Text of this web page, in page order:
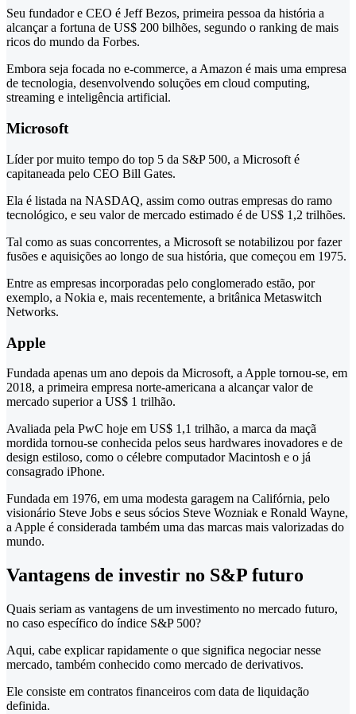
Seu fundador e CEO é Jeff Bezos, primeira pessoa da história a
alcançar a fortuna de US$ 200 bilhões, segundo o ranking de mais
ricos do mundo da Forbes.
Embora seja focada no e-commerce, a Amazon é mais uma empresa
de tecnologia, desenvolvendo soluções em cloud computing,
streaming e inteligência artificial.
Microsoft
Líder por muito tempo do top 5 da S&P 500, a Microsoft é
capitaneada pelo CEO Bill Gates.
Ela é listada na NASDAQ, assim como outras empresas do ramo
tecnológico, e seu valor de mercado estimado é de US$ 1,2 trilhões.
Tal como as suas concorrentes, a Microsoft se notabilizou por fazer
fusões e aquisições ao longo de sua história, que começou em 1975.
Entre as empresas incorporadas pelo conglomerado estão, por
exemplo, a Nokia e, mais recentemente, a britânica Metaswitch
Networks.
Apple
Fundada apenas um ano depois da Microsoft, a Apple tornou-se, em
2018, a primeira empresa norte-americana a alcançar valor de
mercado superior a US$ 1 trilhão.
Avaliada pela PwC hoje em US$ 1,1 trilhão, a marca da maçã
mordida tornou-se conhecida pelos seus hardwares inovadores e de
design estiloso, como o célebre computador Macintosh e o já
consagrado iPhone.
Fundada em 1976, em uma modesta garagem na Califórnia, pelo
visionário Steve Jobs e seus sócios Steve Wozniak e Ronald Wayne,
a Apple é considerada também uma das marcas mais valorizadas do
mundo.
Vantagens de investir no S&P futuro
Quais seriam as vantagens de um investimento no mercado futuro,
no caso específico do índice S&P 500?
Aqui, cabe explicar rapidamente o que significa negociar nesse
mercado, também conhecido como mercado de derivativos.
Ele consiste em contratos financeiros com data de liquidação
definida.